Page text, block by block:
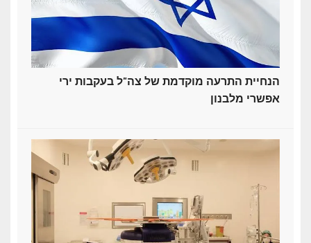
הנחיית התרעה מוקדמת של צה"ל בעקבות ירי
אפשרי מלבנון